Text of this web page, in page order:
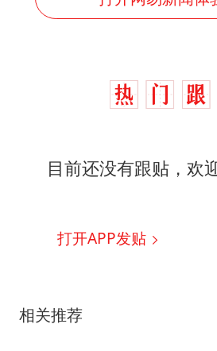
目前还没有跟贴，欢
打开APP发贴
相关推荐